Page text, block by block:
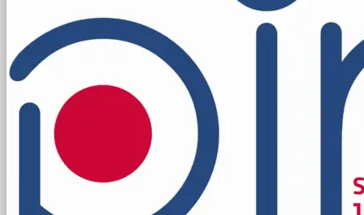
Biala
Gemi Bağlama Kütüğü Kabı
Hasta Bileklikleri